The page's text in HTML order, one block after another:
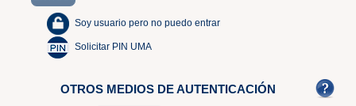
Soy usuario pero no puedo entrar
Solicitar PIN UMA
OTROS MEDIOS DE AUTENTICACIÓN